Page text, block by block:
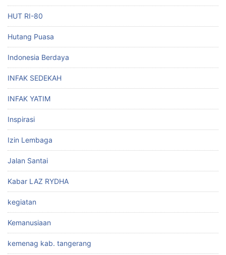
HUT RI-80
Hutang Puasa
Indonesia Berdaya
INFAK SEDEKAH
INFAK YATIM
Inspirasi
Izin Lembaga
Jalan Santai
Kabar LAZ RYDHA
kegiatan
Kemanusiaan
kemenag kab. tangerang